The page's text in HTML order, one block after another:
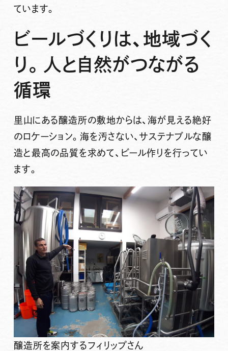
ています。
ビールづくりは、地域づく
り。人と自然がつながる
循環
里山にある醸造所の敷地からは、海が見える絶好
のロケーション。海を汚さない、サステナブルな醸
造と最高の品質を求めて、ビール作りを行ってい
ます。
醸造所を案内するフィリップさん